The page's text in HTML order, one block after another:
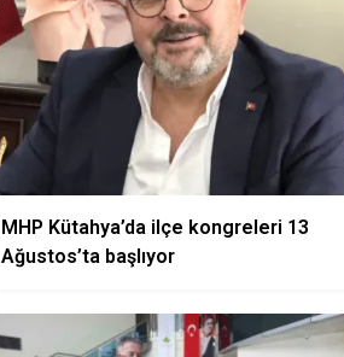
MHP Kütahya’da ilçe kongreleri 13
Ağustos’ta başlıyor